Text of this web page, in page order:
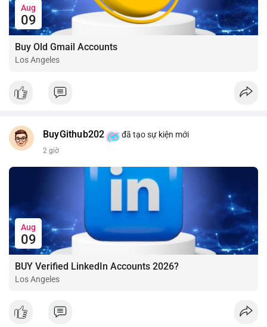
Aug
09
Buy Old Gmail Accounts
Los Angeles
BuyGithub202 đã tạo sự kiện mới
2 giờ
Aug
09
BUY Verified LinkedIn Accounts 2026?
Los Angeles